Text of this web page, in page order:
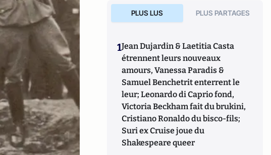
PLUS LUS PLUS PARTAGES
1Jean Dujardin & Laetitia Casta
étrennent leurs nouveaux
amours, Vanessa Paradis &
Samuel Benchetrit enterrent le
leur; Leonardo di Caprio fond,
Victoria Beckham fait du brukini,
Cristiano Ronaldo du bisco-fils;
Suri ex Cruise joue du
Shakespeare queer